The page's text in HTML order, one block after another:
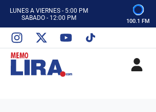
ESCUCHA AUTOS AL CIEN
CON MEMO LIRA Y SU EQUIPO
SABADO - 12:00 PM
ESCUCHA AUTOS AL CIEN
CON MEMO LIRA Y SU EQUIPO
LUNES A VIERNES - 5:00 PM
SABADO - 12:00 PM
100.1 FM